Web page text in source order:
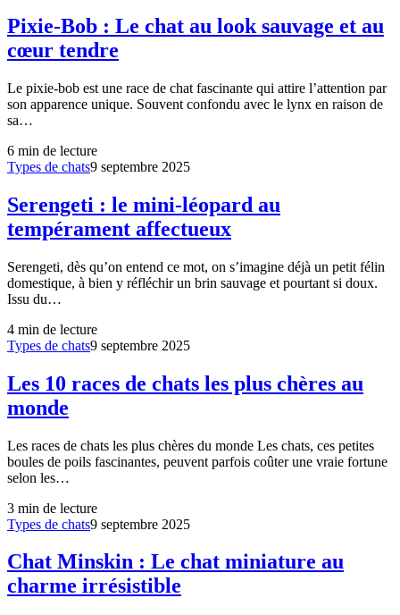
Pixie-Bob : Le chat au look sauvage et au
cœur tendre
Le pixie-bob est une race de chat fascinante qui attire l’attention par
son apparence unique. Souvent confondu avec le lynx en raison de
sa…
6 min de lecture
Types de chats9 septembre 2025
Serengeti : le mini-léopard au
tempérament affectueux
Serengeti, dès qu’on entend ce mot, on s’imagine déjà un petit félin
domestique, à bien y réfléchir un brin sauvage et pourtant si doux.
Issu du…
4 min de lecture
Types de chats9 septembre 2025
Les 10 races de chats les plus chères au
monde
Les races de chats les plus chères du monde Les chats, ces petites
boules de poils fascinantes, peuvent parfois coûter une vraie fortune
selon les…
3 min de lecture
Types de chats9 septembre 2025
Chat Minskin : Le chat miniature au
charme irrésistible